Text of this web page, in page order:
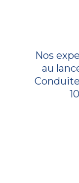
Nos
au